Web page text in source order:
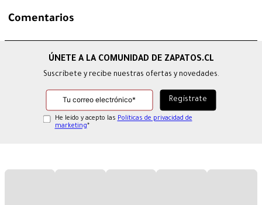
Comentarios
Suscríbete y recibe nuestras ofertas y novedades.
He leído y acepto las Políticas de privacidad de
marketing*